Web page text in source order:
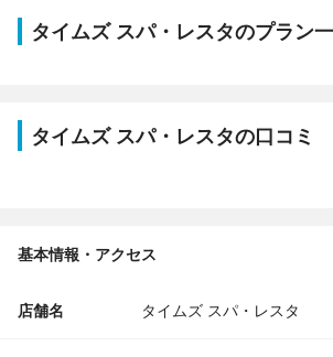
タイムズ スパ・レスタのプラン
タイムズ スパ・レスタの口コミ
基本情報・アクセス
店舗名 タイムズ スパ・レスタ